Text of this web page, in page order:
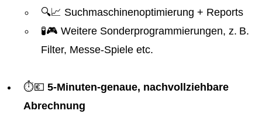
🔍📈 Suchmaschinenoptimierung + Reports
🧪🎮 Weitere Sonderprogrammierungen, z. B.
Filter, Messe-Spiele etc.
⏱️💶 5-Minuten-genaue, nachvollziehbare
Abrechnung